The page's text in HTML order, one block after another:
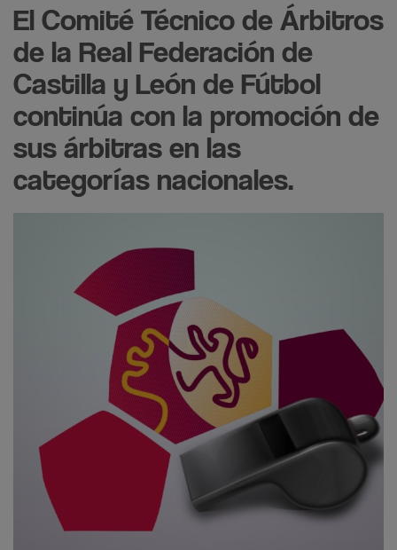
El Comité Técnico de Árbitros
de la Real Federación de
Castilla y León de Fútbol
continúa con la promoción de
sus árbitras en las
categorías nacionales.